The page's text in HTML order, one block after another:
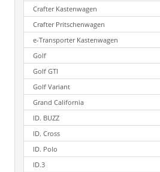
Crafter Kastenwagen
Crafter Pritschenwagen
e-Transporter Kastenwagen
Golf
Golf GTI
Golf Variant
Grand California
ID. BUZZ
ID. Cross
ID. Polo
ID.3